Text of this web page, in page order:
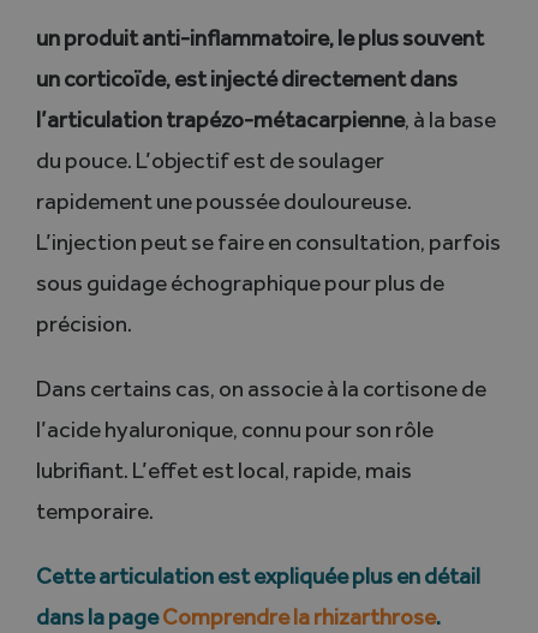
un produit anti-inflammatoire, le plus souvent
un corticoïde, est injecté directement dans
l’articulation trapézo-métacarpienne, à la base
du pouce. L’objectif est de soulager
rapidement une poussée douloureuse.
L’injection peut se faire en consultation, parfois
sous guidage échographique pour plus de
précision.
Dans certains cas, on associe à la cortisone de
l’acide hyaluronique, connu pour son rôle
lubrifiant. L’effet est local, rapide, mais
temporaire.
Cette articulation est expliquée plus en détail
dans la pageComprendre la rhizarthrose.